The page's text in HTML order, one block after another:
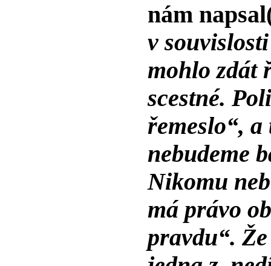
nám
v
mohlo zdát
scestné.
řemeslo“,
nebudeme
Nikomu
má právo
pravdu“.